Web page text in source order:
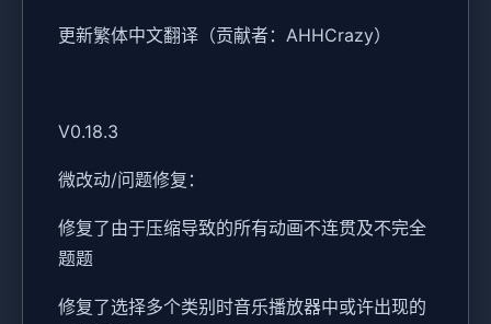
更新繁体中文翻译（贡献者：AHHCrazy）
V0.18.3
微改动/问题修复：
修复了由于压缩导致的所有动画不连贯及不完全
题题
修复了选择多个类别时音乐播放器中或许出现的